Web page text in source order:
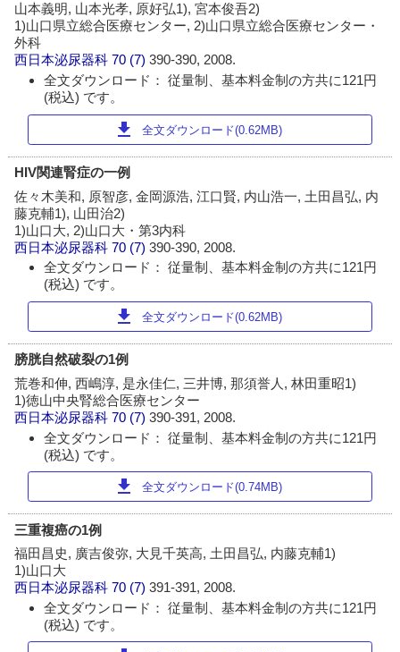
山本義明, 山本光孝, 原好弘1), 宮本俊吾2)
1)山口県立総合医療センター, 2)山口県立総合医療センター・
外科
西日本泌尿器科 70 (7)390-390, 2008.
全文ダウンロード： 従量制、基本料金制の方共に121円
(税込) です。
download 全文ダウンロード(0.62MB)
HIV関連腎症の一例
佐々木美和, 原智彦, 金岡源浩, 江口賢, 内山浩一, 土田昌弘, 内
藤克輔1), 山田治2)
1)山口大, 2)山口大・第3内科
西日本泌尿器科 70 (7)390-390, 2008.
全文ダウンロード： 従量制、基本料金制の方共に121円
(税込) です。
download 全文ダウンロード(0.62MB)
膀胱自然破裂の1例
荒巻和伸, 西嶋淳, 是永佳仁, 三井博, 那須誉人, 林田重昭1)
1)徳山中央腎総合医療センター
西日本泌尿器科 70 (7)390-391, 2008.
全文ダウンロード： 従量制、基本料金制の方共に121円
(税込) です。
download 全文ダウンロード(0.74MB)
三重複癌の1例
福田昌史, 廣吉俊弥, 大見千英高, 土田昌弘, 内藤克輔1)
1)山口大
西日本泌尿器科 70 (7)391-391, 2008.
全文ダウンロード： 従量制、基本料金制の方共に121円
(税込) です。